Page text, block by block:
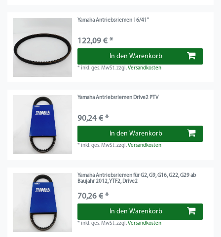
Yamaha Antriebsriemen 16/41"
122,09 € *
In den Warenkorb
*inkl. ges. MwSt.zzgl.Versandkosten
Yamaha Antriebsriemen Drive2 PTV
90,24 € *
In den Warenkorb
*inkl. ges. MwSt.zzgl.Versandkosten
Yamaha Antriebsriemen für G2, G9, G16, G22, G29 ab
Baujahr 2012, YTF2, Drive2
70,26 € *
In den Warenkorb
*inkl. ges. MwSt.zzgl.Versandkosten